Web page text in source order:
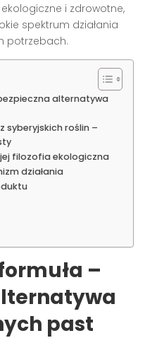
i zdrowotne,
spektrum działania
potrzebach.
alternatywa
syberyjskich roślin –
filozofia ekologiczna
działania
–
past